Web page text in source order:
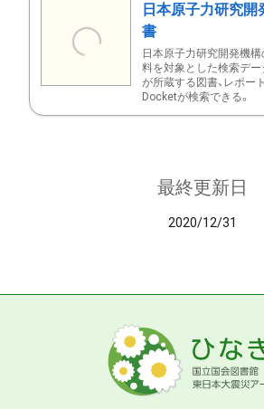
日本原子力研究開
書
日本原子力研究開発機
料を対象とした検索デー
が所蔵する図書、レポート
Docketが検索できる。
最終更新日
2020/12/31